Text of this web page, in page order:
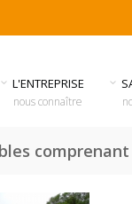
L'ENTREPRISE
nous connaître